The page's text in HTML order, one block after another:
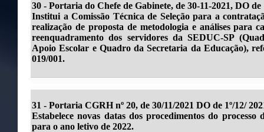
30 - Portaria do Chefe de Gabinete, de 30-11-2021, DO de
Institui a Comissão Técnica de Seleção para a
realização de proposta de metodologia e análises para
reenquadramento dos servidores da SEDUC-SP
Apoio Escolar e Quadro da Secretaria da Educação),
019/001.
31 - Portaria CGRH nº 20, de 30/11/2021 DO de 1º/12/
Estabelece novas datas dos procedimentos do processo
para o ano letivo de 2022.